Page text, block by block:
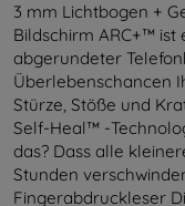
3 mm Lichtbogen +
Bildschirm ARC+™
abgerundeter
Überlebenschancen
Stürze, Stöße und
Self-Heal™ -
das? Dass alle
Stunden
Fingerabdruckleser